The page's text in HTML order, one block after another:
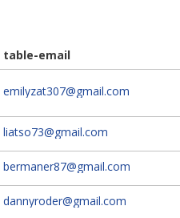
table-email
emilyzat307@gmail.com
liatso73@gmail.com
bermaner87@gmail.com
dannyroder@gmail.com